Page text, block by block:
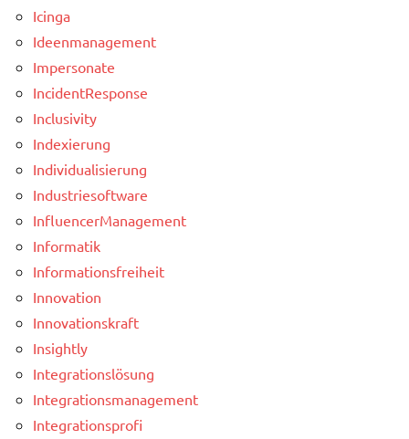
Icinga
Ideenmanagement
Impersonate
IncidentResponse
Inclusivity
Indexierung
Individualisierung
Industriesoftware
InfluencerManagement
Informatik
Informationsfreiheit
Innovation
Innovationskraft
Insightly
Integrationslösung
Integrationsmanagement
Integrationsprofi